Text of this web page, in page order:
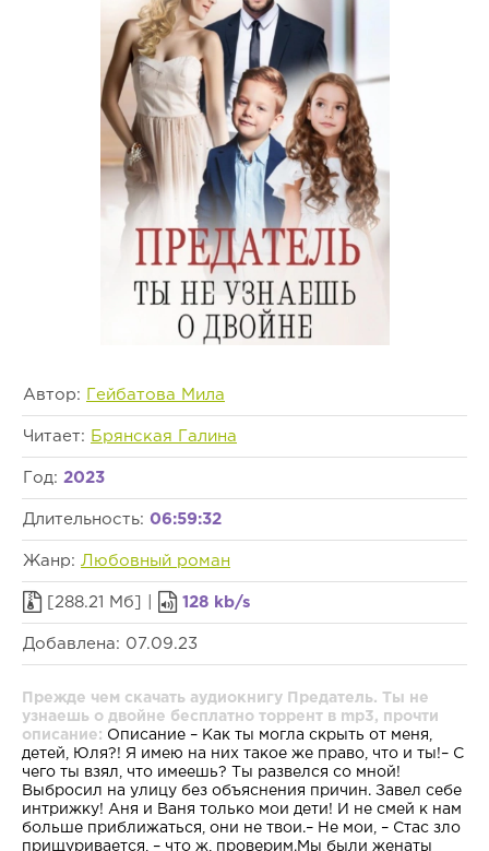
Автор: Гейбатова Мила
Читает: Брянская Галина
Год: 2023
Длительность: 06:59:32
Жанр: Любовный роман
[288.21 Мб] | 128 kb/s
Добавлена: 07.09.23
Прежде чем скачать аудиокнигу Предатель. Ты не
узнаешь о двойне бесплатно торрент в mp3, прочти
описание: Описание – Как ты могла скрыть от меня,
детей, Юля?! Я имею на них такое же право, что и ты!– С
чего ты взял, что имеешь? Ты развелся со мной!
Выбросил на улицу без объяснения причин. Завел себе
интрижку! Аня и Ваня только мои дети! И не смей к нам
больше приближаться, они не твои.– Не мои, – Стас зло
прищуривается, – что ж, проверим.Мы были женаты